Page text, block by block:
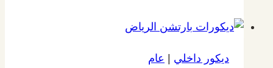
ديكور داخلي | عام